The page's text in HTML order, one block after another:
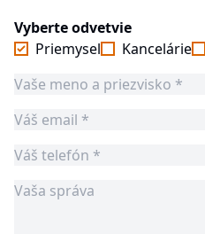
Vyberte odvetvie
Priemysel
Kancelárie